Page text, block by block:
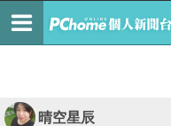
晴空星辰